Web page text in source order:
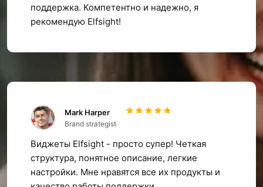
поддержка. Компетентно и надежно, я
рекомендую Elfsight!
Mark Harper
Brand strategist
Виджеты Elfsight - просто супер! Четкая
структура, понятное описание, легкие
настройки. Мне нравятся все их продукты и